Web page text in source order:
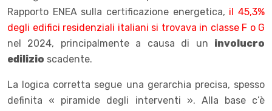
Rapporto ENEA sulla certificazione energetica, il 45,3%
degli edifici residenziali italiani si trovava in classe F o G
nel 2024, principalmente a causa di un involucro
edilizio scadente.
La logica corretta segue una gerarchia precisa, spesso
definita « piramide degli interventi ». Alla base c’è